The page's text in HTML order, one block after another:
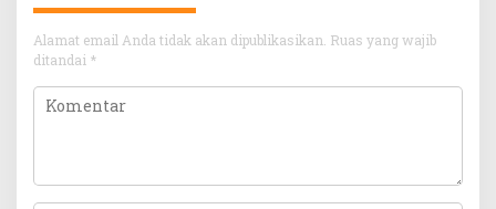
Alamat email Anda tidak akan dipublikasikan. Ruas yang wajib
ditandai *